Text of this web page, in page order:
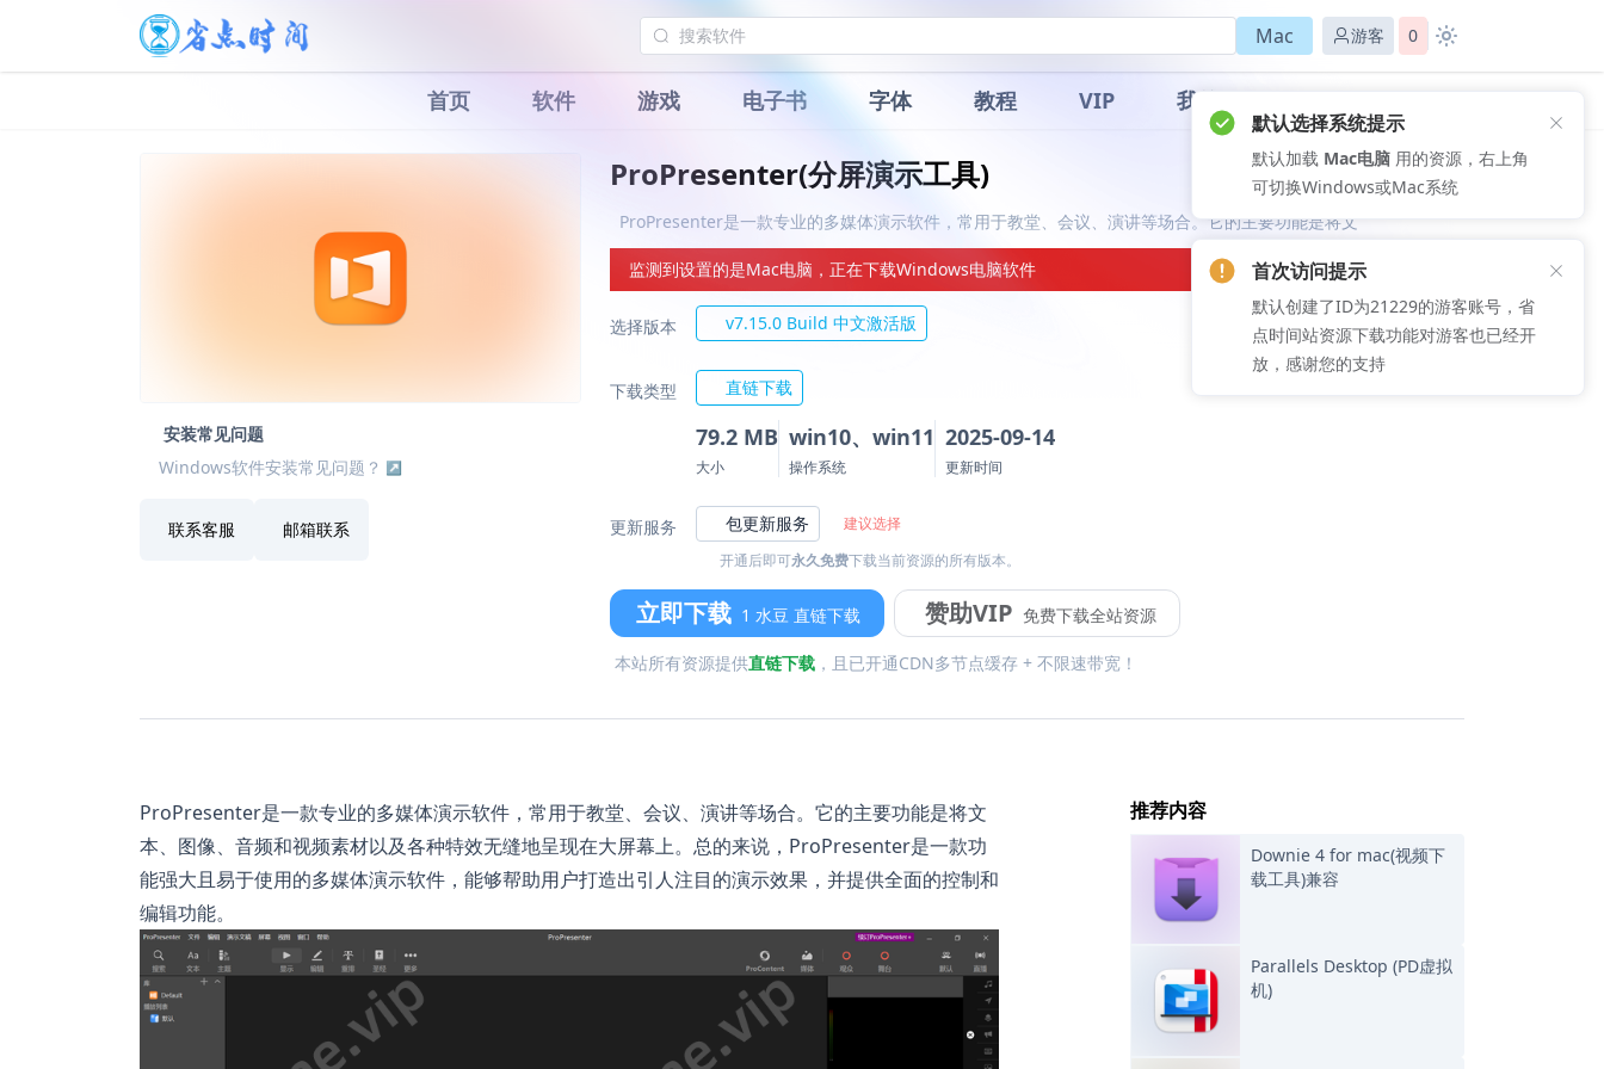
Mac 游客 0
首页 软件 游戏 电子书 字体 教程 VIP 我的
安装常见问题
Windows软件安装常见问题？
联系客服 邮箱联系
ProPresenter(分屏演示工具)
ProPresenter是一款专业的多媒体演示软件，常用于教堂、会议、演讲等场合。它的主要功能是将文
监测到设置的是Mac电脑，正在下载Windows电脑软件
选择版本 v7.15.0 Build 中文激活版
下载类型 直链下载
79.2 MB
大小
win10、win11
操作系统
2025-09-14
更新时间
更新服务 包更新服务
建议选择
开通后即可永久免费下载当前资源的所有版本。
立即下载 1 水豆 直链下载 赞助VIP 免费下载全站资源
本站所有资源提供直链下载 ，且已开通CDN多节点缓存 + 不限速带宽！
ProPresenter是一款专业的多媒体演示软件，常用于教堂、会议、演讲等场合。它的主要功能是将文
本、图像、音频和视频素材以及各种特效无缝地呈现在大屏幕上。总的来说，ProPresenter是一款功
能强大且易于使用的多媒体演示软件，能够帮助用户打造出引人注目的演示效果，并提供全面的控制和
编辑功能。
推荐内容
Downie 4 for mac(视频下
载工具)兼容
Parallels Desktop (PD虚拟
机)
默认选择系统提示
默认加载 Mac电脑 用的资源，右上角
可切换Windows或Mac系统
首次访问提示
默认创建了ID为21229的游客账号，省
点时间站资源下载功能对游客也已经开
放，感谢您的支持